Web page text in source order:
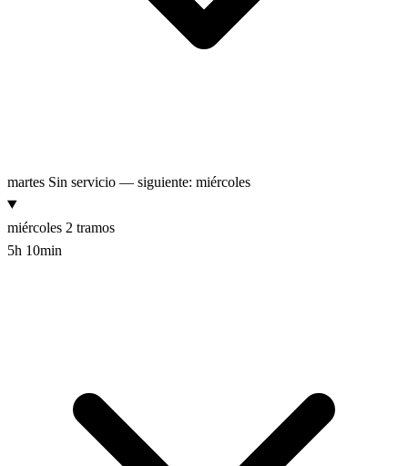
martes Sin servicio — siguiente: miércoles
miércoles 2 tramos
5h 10min